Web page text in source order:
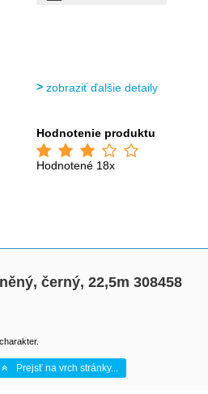
zobraziť ďalšie detaily
Hodnotenie produktu
Hodnotené 18x
černý, 22,5m 308458
Prejsť na vrch stránky...